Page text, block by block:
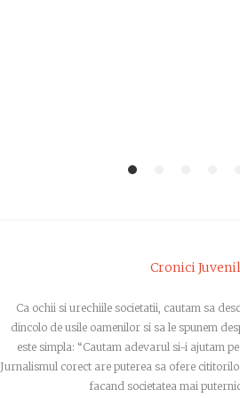
Cronici
Ca ochii si urechiile societatii, cautam sa
dincolo de usile oamenilor si sa le spunem
este simpla: “Cautam adevarul si-i ajutam
Jurnalismul corect are puterea sa ofere
facand societatea mai